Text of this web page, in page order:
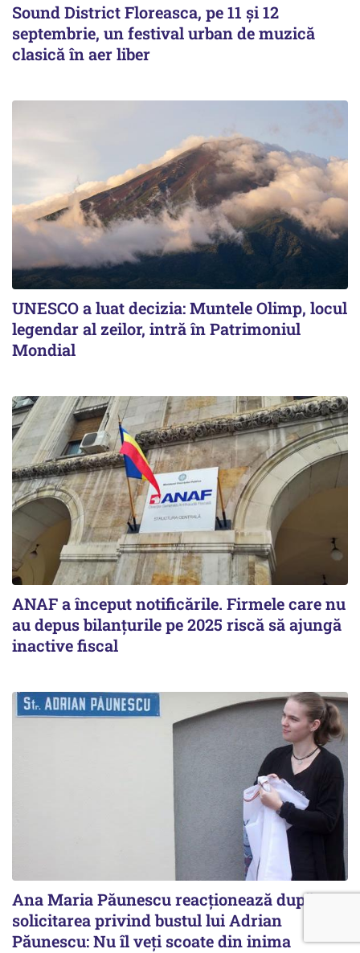
Sound District Floreasca, pe 11 și 12
septembrie, un festival urban de muzică
clasică în aer liber
UNESCO a luat decizia: Muntele Olimp, locul
legendar al zeilor, intră în Patrimoniul
Mondial
ANAF a început notificările. Firmele care nu
au depus bilanțurile pe 2025 riscă să ajungă
inactive fiscal
Ana Maria Păunescu reacționează după
solicitarea privind bustul lui Adrian
Păunescu: Nu îl veți scoate din inima